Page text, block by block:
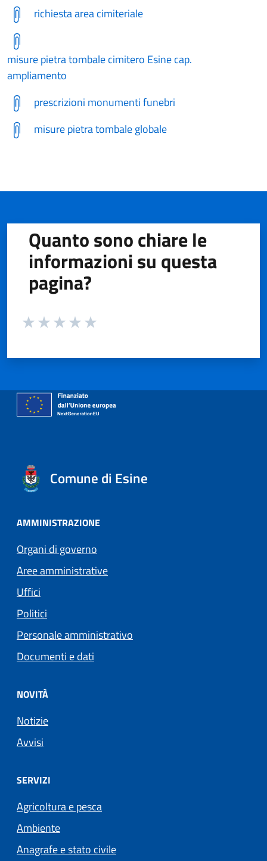
richiesta area cimiteriale
misure pietra tombale cimitero Esine cap.
ampliamento
prescrizioni monumenti funebri
misure pietra tombale globale
Quanto sono chiare le
informazioni su questa
pagina?
Valuta da 1 a 5 stelle la pagina
Comune di Esine
AMMINISTRAZIONE
Organi di governo
Aree amministrative
Uffici
Politici
Personale amministrativo
Documenti e dati
NOVITÀ
Notizie
Avvisi
SERVIZI
Agricoltura e pesca
Ambiente
Anagrafe e stato civile